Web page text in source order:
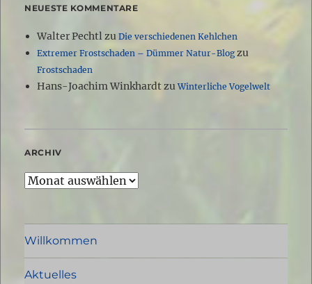
NEUESTE KOMMENTARE
Walter Pechtlzu Die verschiedenen Kehlchen
Extremer Frostschaden – Dümmer Natur-Blogzu
Frostschaden
Hans-Joachim WinkhardtzuWinterliche Vogelwelt
ARCHIV
Archiv
Willkommen
Aktuelles